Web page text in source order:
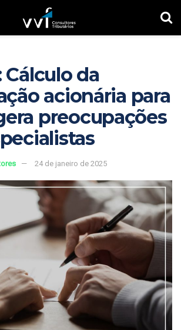
Cálculo da
acionária para
preocupações
24 de janeiro de 2025